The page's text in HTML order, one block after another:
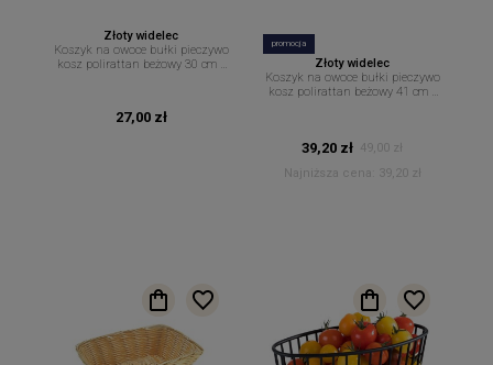
Złoty widelec
Koszyk na owoce bułki pieczywo
kosz polirattan beżowy 30 cm x
27,00 zł
promocja
Złoty widelec
Koszyk na owoce bułki pieczywo
kosz polirattan beżowy 41 cm x
39,20 zł
49,00 zł
Najniższa cena:
39,20 zł